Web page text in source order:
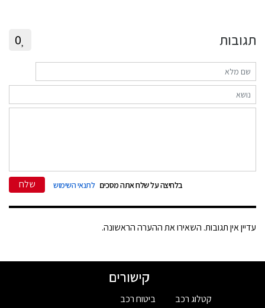
תגובות 0
בלחיצה על שלח אתה מסכים לתנאי השימוש שלח
עדיין אין תגובות. השאירו את ההערה הראשונה.
קישורים
קטלוג רכב
ביטוח רכב